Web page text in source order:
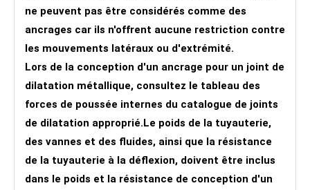
ne peuvent pas être considérés comme des
ancrages car ils n'offrent aucune restriction contre
les mouvements latéraux ou d'extrémité.
Lors de la conception d'un ancrage pour un joint de
dilatation métallique, consultez le tableau des
forces de poussée internes du catalogue de joints
de dilatation approprié.Le poids de la tuyauterie,
des vannes et des fluides, ainsi que la résistance
de la tuyauterie à la déflexion, doivent être inclus
dans le poids et la résistance de conception d'un